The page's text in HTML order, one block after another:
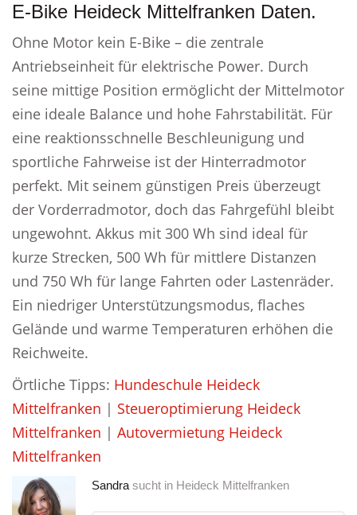
E-Bike Heideck Mittelfranken Daten.
Ohne Motor kein E-Bike – die zentrale
Antriebseinheit für elektrische Power. Durch
seine mittige Position ermöglicht der Mittelmotor
eine ideale Balance und hohe Fahrstabilität. Für
eine reaktionsschnelle Beschleunigung und
sportliche Fahrweise ist der Hinterradmotor
perfekt. Mit seinem günstigen Preis überzeugt
der Vorderradmotor, doch das Fahrgefühl bleibt
ungewohnt. Akkus mit 300 Wh sind ideal für
kurze Strecken, 500 Wh für mittlere Distanzen
und 750 Wh für lange Fahrten oder Lastenräder.
Ein niedriger Unterstützungsmodus, flaches
Gelände und warme Temperaturen erhöhen die
Reichweite.
Örtliche Tipps: Hundeschule Heideck
Mittelfranken | Steueroptimierung Heideck
Mittelfranken | Autovermietung Heideck
Mittelfranken
Sandra sucht in Heideck Mittelfranken